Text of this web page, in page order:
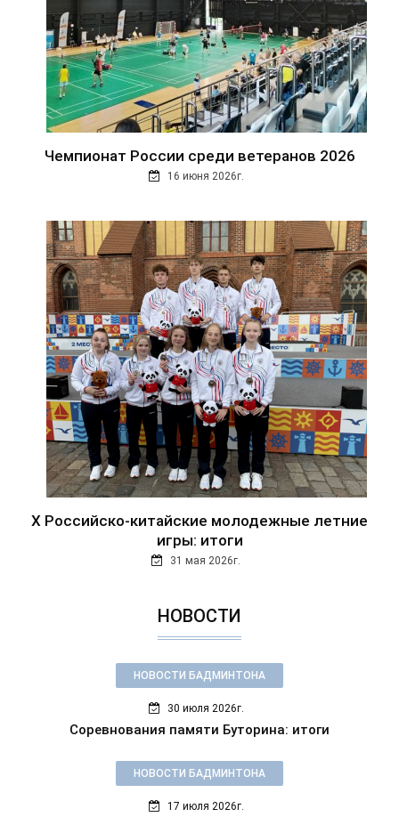
Чемпионат России среди ветеранов 2026
16 июня 2026г.
Х Российско-китайские молодежные летние
игры: итоги
31 мая 2026г.
НОВОСТИ
НОВОСТИ БАДМИНТОНА
30 июля 2026г.
Соревнования памяти Буторина: итоги
НОВОСТИ БАДМИНТОНА
17 июля 2026г.